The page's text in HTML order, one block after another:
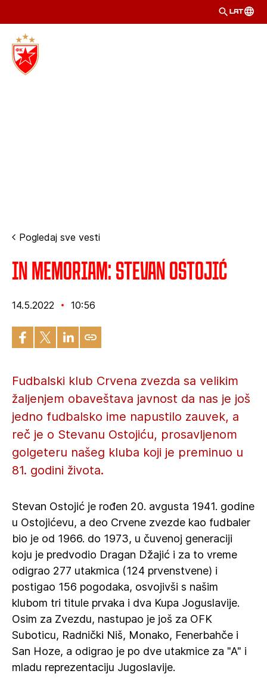
LAT
Pogledaj sve vesti
IN MEMORIAM: Stevan Ostojić
14.5.2022 10:56
Fudbalski klub Crvena zvezda sa velikim
žaljenjem obaveštava javnost da nas je još
jedno fudbalsko ime napustilo zauvek, a
reč je o Stevanu Ostojiću, prosavljenom
golgeteru našeg kluba koji je preminuo u
81. godini života.
Stevan Ostojić je rođen 20. avgusta 1941. godine
u Ostojićevu, a deo Crvene zvezde kao fudbaler
bio je od 1966. do 1973, u čuvenoj generaciji
koju je predvodio Dragan Džajić i za to vreme
odigrao 277 utakmica (124 prvenstvene) i
postigao 156 pogodaka, osvojivši s našim
klubom tri titule prvaka i dva Kupa Joguslavije.
Osim za Zvezdu, nastupao je još za OFK
Suboticu, Radnički Niš, Monako, Fenerbahče i
San Hoze, a odigrao je po dve utakmice za "A" i
mladu reprezentaciju Jugoslavije.